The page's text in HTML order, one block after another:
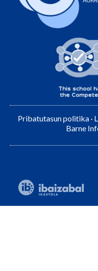
Pribatutasun politika ·
Barne